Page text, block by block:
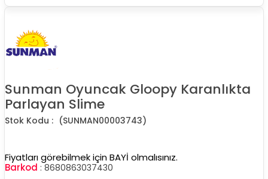
Sunman Oyuncak Gloopy Karanlıkta
Parlayan Slime
(SUNMAN00003743)
Fiyatları görebilmek için BAYİ olmalısınız.
Barkod : 8680863037430